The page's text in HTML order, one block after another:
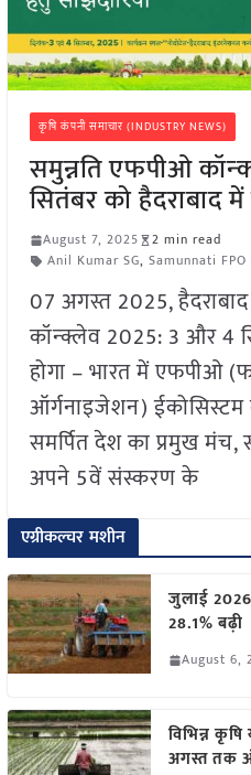
कृषि कंपनी समाचार (INDUSTRY NEWS)
समुन्नति एफपीओ
सितंबर को हैदराबाद में
August 7, 2025
2 min read
Anil Kumar SG, Samunnati
07 अगस्त 2025,
कॉन्क्लेव 2025: 3 और 4
होगा – भारत में एफपीओ
ऑर्गनाइजेशन)
समर्पित देश का प्रमुख
अपने 5वें संस्करण के
एग्रीकल्चर मशीन
जुलाई 2026
28.1% बढ़ी
August 6,
विभिन्न
अगस्त तक